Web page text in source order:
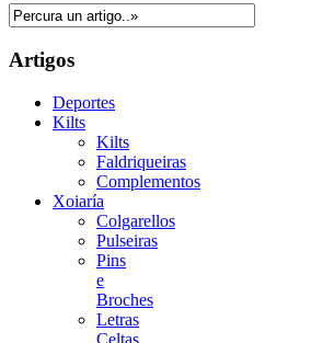
Artigos
Deportes
Kilts
Kilts
Faldriqueiras
Complementos
Xoiaría
Colgarellos
Pulseiras
Pins
e
Broches
Letras
Celtas